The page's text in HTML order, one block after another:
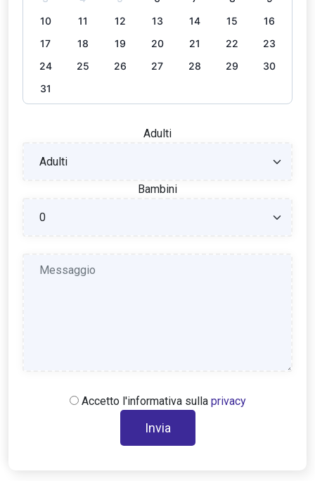
10
11 12 13 14 15
16
17
18 19 20 21 22
23
24
25 26 27 28 29
30
31
Adulti
Bambini
Accetto l'informativa sulla privacy